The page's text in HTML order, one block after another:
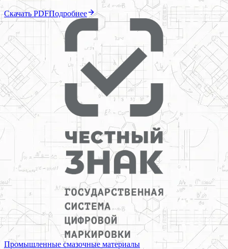
Скачать PDFПодробнее
Промышленные смазочные материалы